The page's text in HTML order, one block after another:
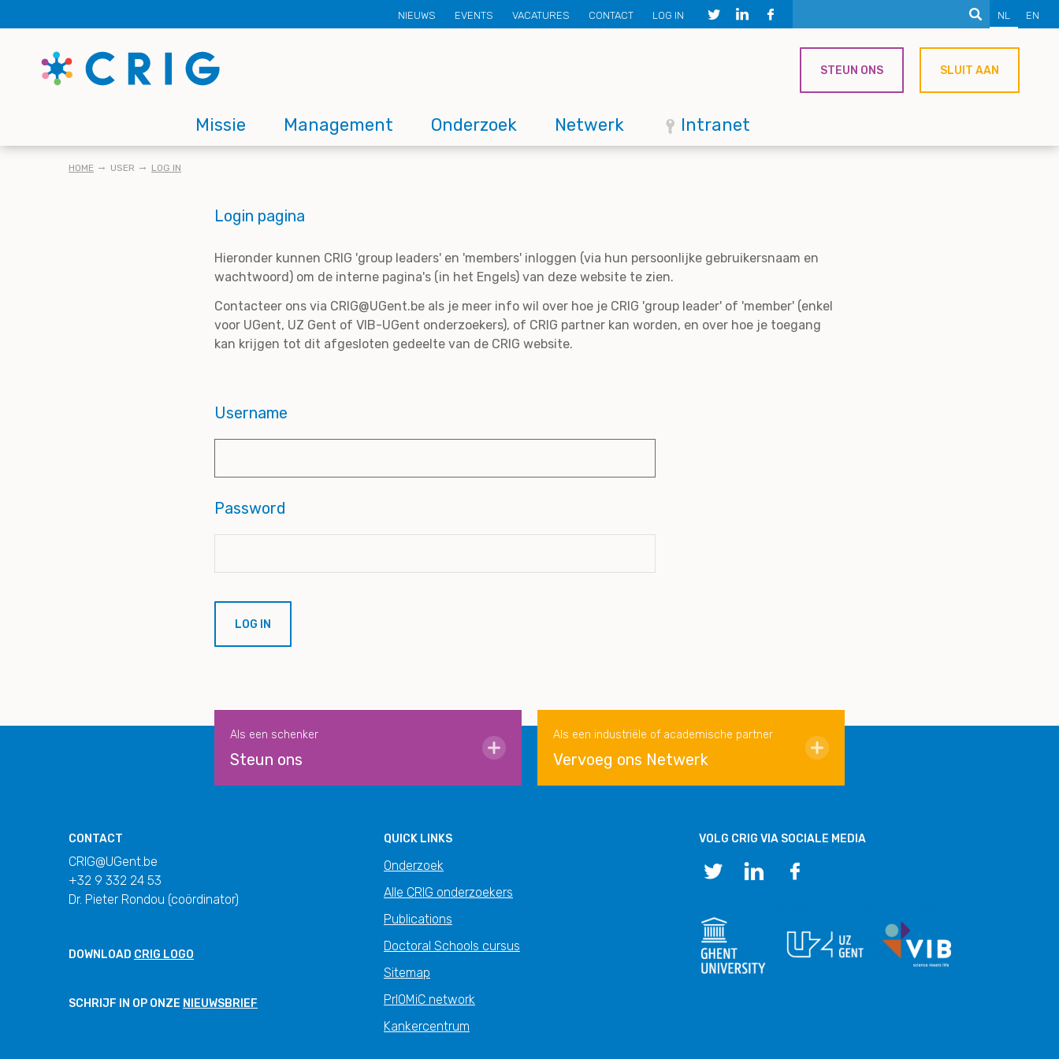
to
content
NL EN
Secondary
menu
NIEUWS EVENTS VACATURES CONTACT LOG IN
Main
navigation
Missie Management Onderzoek Netwerk Intranet
STEUN ONS SLUIT AAN
KRUIMELPAD
HOME USER LOG IN
Login pagina
Hieronder kunnen CRIG 'group leaders' en 'members' inloggen (via hun persoonlijke gebruikersnaam en
wachtwoord) om de interne pagina's (in het Engels) van deze website te zien.
Contacteer ons via CRIG@UGent.be als je meer info wil over hoe je CRIG 'group leader' of 'member' (enkel
voor UGent, UZ Gent of VIB-UGent onderzoekers), of CRIG partner kan worden, en over hoe je toegang
kan krijgen tot dit afgesloten gedeelte van de CRIG website.
Username
Password
Als een schenker
Steun ons
Als een industriële of academische partner
Vervoeg ons Netwerk
CONTACT
CRIG@UGent.be
+32 9 332 24 53
Dr. Pieter Rondou (coördinator)
DOWNLOAD CRIG LOGO
SCHRIJF IN OP ONZE NIEUWSBRIEF
QUICK LINKS
Onderzoek
Alle CRIG onderzoekers
Publications
Doctoral Schools cursus
Sitemap
PrIOMiC network
Kankercentrum
VOLG CRIG VIA SOCIALE MEDIA